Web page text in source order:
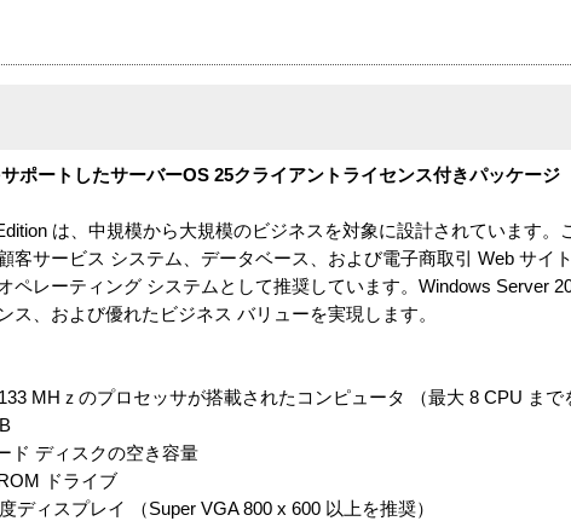
ポートしたサーバーOS 25クライアントライセンス付きパッケージ
は、中規模から大規模のビジネスを対象に設計されています。
客サービス システム、データベース、および電子商取引 Web サイ
ペレーティング システムとして推奨しています。Windows Server
ス、および優れたビジネス バリューを実現します。
MHｚのプロセッサが搭載されたコンピュータ （最大 8 CPU まで
ド ディスクの空き容量
ドライブ
ディスプレイ （Super VGA 800 x 600 以上を推奨）